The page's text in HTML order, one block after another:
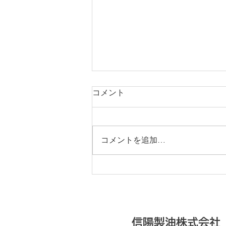
コメント
コメントを追加…
信陽製油株式会社